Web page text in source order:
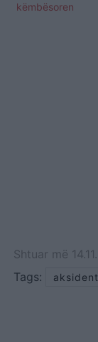
këmbësoren
Shtuar më
Tags:
aksident